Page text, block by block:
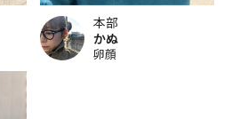
本部
かぬ
卵顔